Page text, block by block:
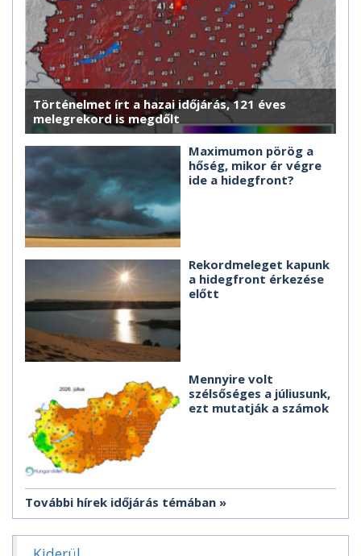
Történelmet írt a hazai időjárás, 121 éves
melegrekord is megdőlt
Maximumon pörög a
hőség, mikor ér végre
ide a hidegfront?
Rekordmeleget kapunk
a hidegfront érkezése
előtt
Mennyire volt
szélsőséges a júliusunk,
ezt mutatják a számok
További hírek időjárás témában